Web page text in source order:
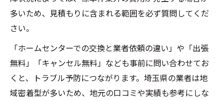
多いため、見積もりに含まれる範囲を必ず質問してくだ
さい。
「ホームセンターでの交換と業者依頼の違い」や「出張
無料」「キャンセル無料」なども事前に問い合わせてお
くと、トラブル予防につながります。埼玉県の業者は地
域密着型が多いため、地元の口コミや実績も参考にしな